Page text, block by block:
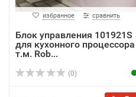
избранное сравнить
Блок управления 101921S
для кухонного процессора
т.м. Rob...
(0)